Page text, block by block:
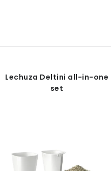
Lechuza Deltini all-in-one
set